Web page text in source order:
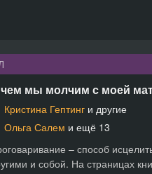
мы молчим с моей
Кристина Гептинг и другие
Ольга Салем и ещё 13
– способ
и собой. На страницах